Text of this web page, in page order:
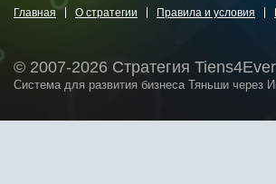
Главная О стратегии Правила и условия
© 2007-2026 Стратегия Tiens4Ever
Система для развития бизнеса Тяньши через